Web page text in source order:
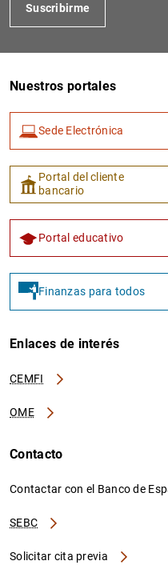
Suscribirme
Nuestros portales
Sede Electrónica
Portal del cliente
bancario
Portal educativo
Finanzas para todos
Enlaces de interés
CEMFI
OME
Contacto
Contactar con el Banco de
SEBC
Solicitar cita previa